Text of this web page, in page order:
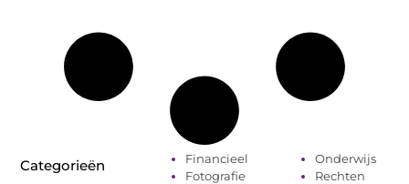
Categorieën
Financieel
Fotografie
Onderwijs
Rechten